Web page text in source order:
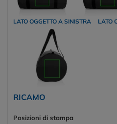
LATO OGGETTO A SINISTRA LATO
RICAMO
Posizioni di stampa